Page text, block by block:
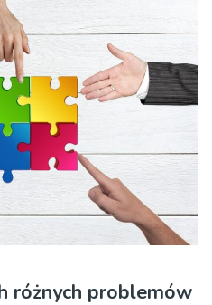
różnych problemów